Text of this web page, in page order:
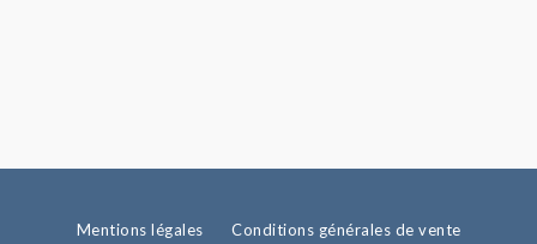
Mentions légales
Conditions générales de vente